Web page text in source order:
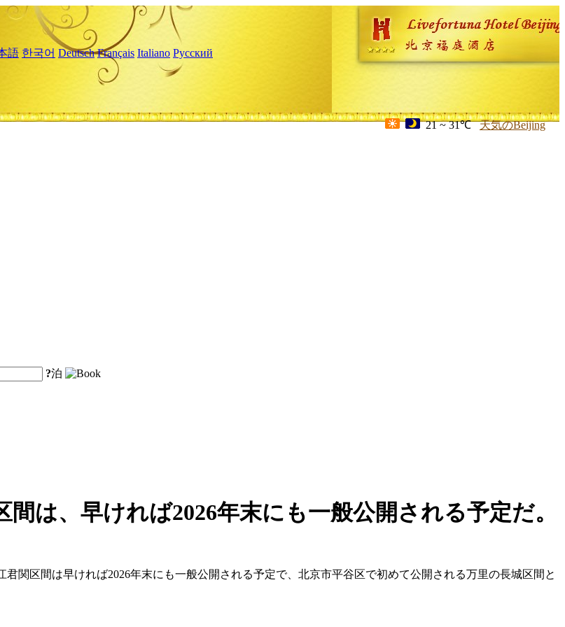
語 한국어 Deutsch Français Italiano Русский
21 ~ 31℃ 天気のBeijing
?泊
は、早ければ2026年末にも一般公開される予定だ。
関区間は早ければ2026年末にも一般公開される予定で、北京市平谷区で初めて公開される万里の長城区間と